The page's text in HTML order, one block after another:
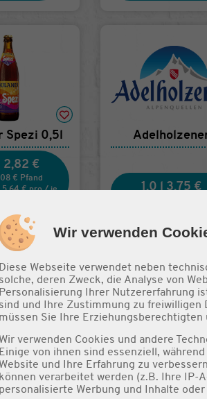
Wir verwenden
Diese Webseite verwendet neben
solche, deren Zweck, die Analyse von
Personalisierung Ihrer Nutzererfahrung
sind und Ihre Zustimmung zu freiwilligen
müssen Sie Ihre
Wir verwenden Cookies und andere
Einige von ihnen sind essenziell,
Website und Ihre Erfahrung zu
können verarbeitet werden (z.B. Ihre IP-
personalisierte Werbung und Inhalte
Spezi 0,5l
2,82 €
€ Pfand
5,64 €pro/je
1,0 l3,75 €
Sun Red Bull
0,25 l2,25 €